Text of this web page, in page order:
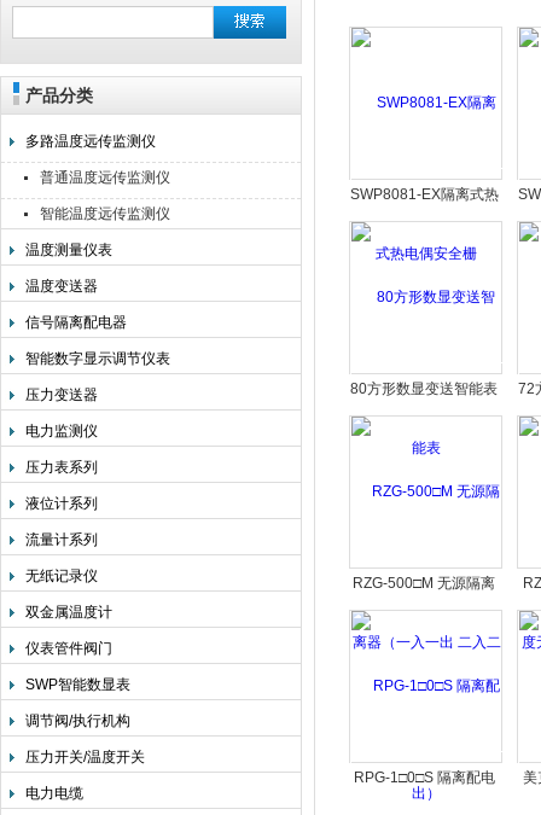
安徽美克斯自动化仪表有限公司
产品分类
多路温度远传监测仪
普通温度远传监测仪
智能温度远传监测仪
温度测量仪表
温度变送器
信号隔离配电器
智能数字显示调节仪表
压力变送器
电力监测仪
压力表系列
液位计系列
流量计系列
无纸记录仪
双金属温度计
仪表管件阀门
SWP智能数显表
调节阀/执行机构
压力开关/温度开关
电力电缆
SWP8081-EX隔离式热
电偶安全栅
80方形数显变送智能表 72
RZG-500□M 无源隔离
器（一入一出 二入二
出）
无
RPG-1□0□S 隔离配电
美